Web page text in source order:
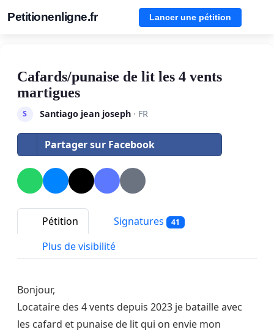
Petitionenligne.fr Lancer une pétition
Cafards/punaise de lit les 4 vents
martigues
S Santiago jean joseph· FR
Partager sur Facebook
Pétition Signatures 41
Plus de visibilité
Bonjour,
Locataire des 4 vents depuis 2023 je bataille avec
les cafard et punaise de lit qui on envie mon